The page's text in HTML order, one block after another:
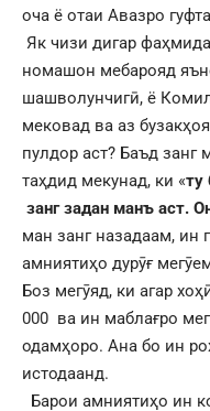
оча ё отаи Авазро
Як чизи дигар
номашон мебарояд
шашволунчигӣ, ё
мековад ва аз
пулдор аст? Баъд занг
таҳдид мекунад, ки «ту
занг задан манъ аст.
ман занг назадаам, ин
амниятиҳо дурӯғ
Боз мегӯяд, ки агар
000 ва ин маблағро
одамҳоро. Ана бо ин
истодаанд.
Барои амниятиҳо ин